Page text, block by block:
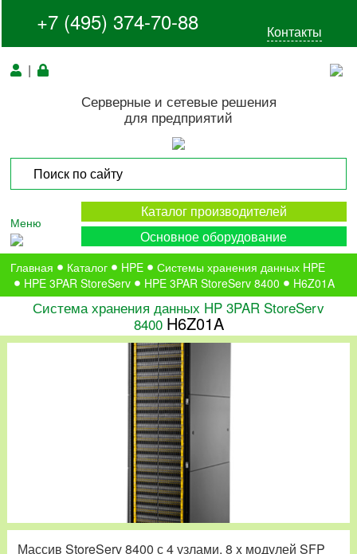
+7 (495) 374-70-88 Контакты
|
Серверные и сетевые решения
для предприятий
Меню
Каталог производителей
Основное оборудование
Главная Каталог HPE
Системы хранения данных HPE
HPE 3PAR StoreServ
HPE 3PAR StoreServ 8400 H6Z01A
Система хранения данных HP 3PAR StoreServ
8400 H6Z01A
Массив StoreServ 8400 с 4 узлами, 8 x модулей SFP